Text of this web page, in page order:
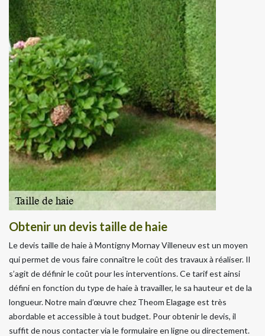
Obtenir un devis taille de haie
Le devis taille de haie à Montigny Mornay Villeneuv est un moyen
qui permet de vous faire connaître le coût des travaux à réaliser. Il
s’agit de définir le coût pour les interventions. Ce tarif est ainsi
défini en fonction du type de haie à travailler, le sa hauteur et de la
longueur. Notre main d’œuvre chez Theom Elagage est très
abordable et accessible à tout budget. Pour obtenir le devis, il
suffit de nous contacter via le formulaire en ligne ou directement.